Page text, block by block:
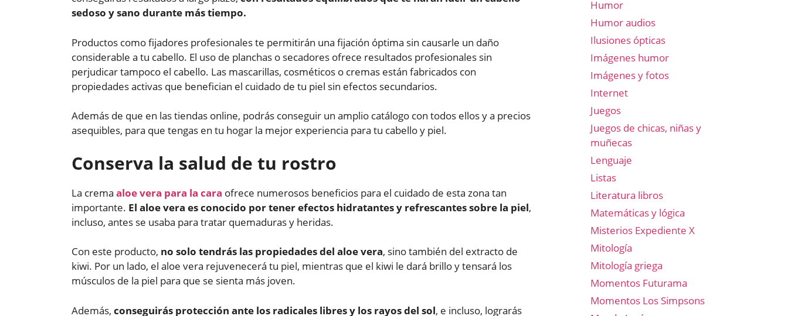
sedoso y sano durante más tiempo.
Productos como fijadores profesionales te permitirán una fijación óptima sin causarle un daño
considerable a tu cabello. El uso de planchas o secadores ofrece resultados profesionales sin
perjudicar tampoco el cabello. Las mascarillas, cosméticos o cremas están fabricados con
propiedades activas que benefician el cuidado de tu piel sin efectos secundarios.
Además de que en las tiendas online, podrás conseguir un amplio catálogo con todos ellos y a precios
asequibles, para que tengas en tu hogar la mejor experiencia para tu cabello y piel.
Conserva la salud de tu rostro
La crema aloe vera para la cara ofrece numerosos beneficios para el cuidado de esta zona tan
importante. El aloe vera es conocido por tener efectos hidratantes y refrescantes sobre la piel,
incluso, antes se usaba para tratar quemaduras y heridas.
Con este producto, no solo tendrás las propiedades del aloe vera, sino también del extracto de
kiwi. Por un lado, el aloe vera rejuvenecerá tu piel, mientras que el kiwi le dará brillo y tensará los
músculos de la piel para que se sienta más joven.
Además, conseguirás protección ante los radicales libres y los rayos del sol, e incluso, lograrás
Humor
Humor audios
Ilusiones ópticas
Imágenes humor
Imágenes y fotos
Internet
Juegos
Juegos de chicas, niñas y
muñecas
Lenguaje
Listas
Literatura libros
Matemáticas y lógica
Misterios Expediente X
Mitología
Mitología griega
Momentos Futurama
Momentos Los Simpsons